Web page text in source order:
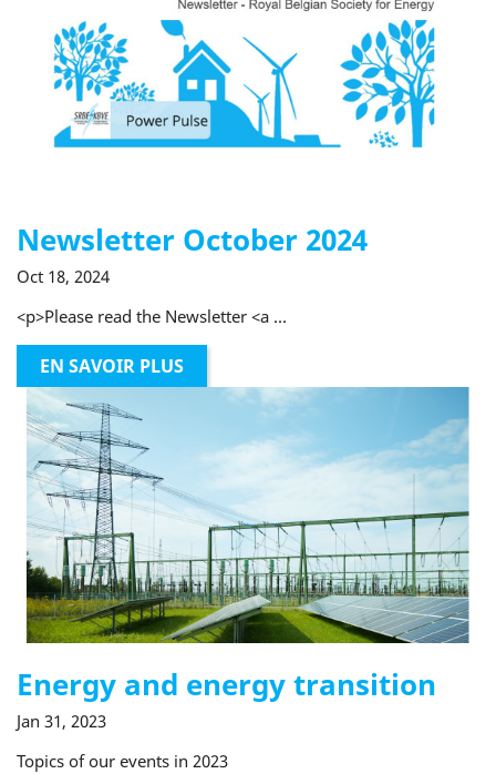
Newsletter October 2024
Oct 18, 2024
<p>Please read the Newsletter <a ...
EN SAVOIR PLUS
Energy and energy transition
Jan 31, 2023
Topics of our events in 2023